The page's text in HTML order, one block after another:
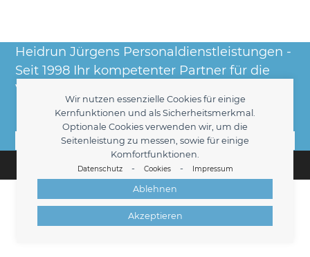
Wir nutzen essenzielle Cookies für einige
Kernfunktionen und als Sicherheitsmerkmal.
Optionale Cookies verwenden wir, um die
Seitenleistung zu messen, sowie für einige
Komfortfunktionen.
Datenschutz - Cookies - Impressum
Akzeptieren
Ablehnen
Heidrun Jürgens Personaldienstleistungen -
Seit 1998 Ihr kompetenter Partner für die
Vermittlung kaufmännischer Fach- und
Führungskräfte am Hamburger Markt.
Kontakt
Heidrun JürgensPersonaldienstleistungen
ImpressumDatenschutz KontaktCookies